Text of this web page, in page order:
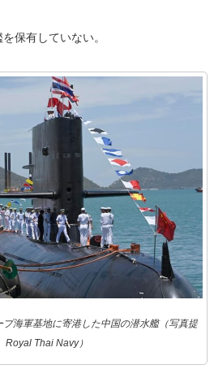
保有していない。
海軍基地に寄港した中国の潜水艦（写真提
Royal Thai Navy）